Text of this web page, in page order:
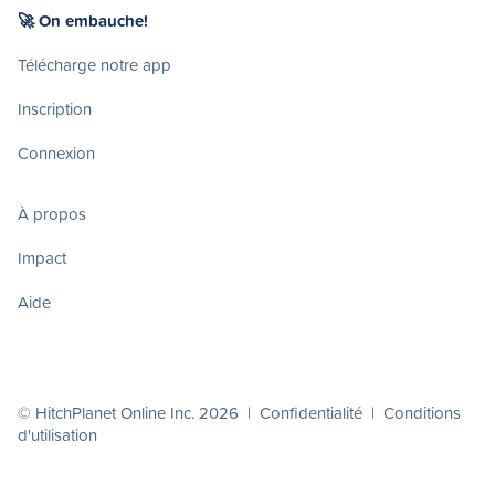
🚀 On embauche!
Télécharge notre app
Inscription
Connexion
À propos
Impact
Aide
© HitchPlanet Online Inc. 2026 | Confidentialité | Conditions
d'utilisation